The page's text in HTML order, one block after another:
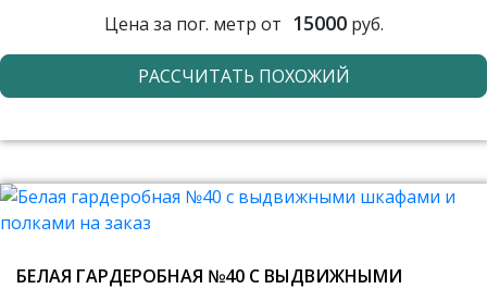
Цена за пог. метр от 15000руб.
РАССЧИТАТЬ ПОХОЖИЙ
БЕЛАЯ ГАРДЕРОБНАЯ №40 С ВЫДВИЖНЫМИ